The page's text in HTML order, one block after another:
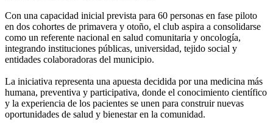
Con una capacidad inicial prevista para 60 personas en fase piloto
en dos cohortes de primavera y otoño, el club aspira a consolidarse
como un referente nacional en salud comunitaria y oncología,
integrando instituciones públicas, universidad, tejido social y
entidades colaboradoras del municipio.
La iniciativa representa una apuesta decidida por una medicina más
humana, preventiva y participativa, donde el conocimiento científico
y la experiencia de los pacientes se unen para construir nuevas
oportunidades de salud y bienestar en la comunidad.